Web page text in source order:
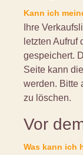
Kann ich
Ihre
letzten Aufruf
gespeichert.
Seite kann
werden. Bitte
zu löschen.
Vor
Was kann ich